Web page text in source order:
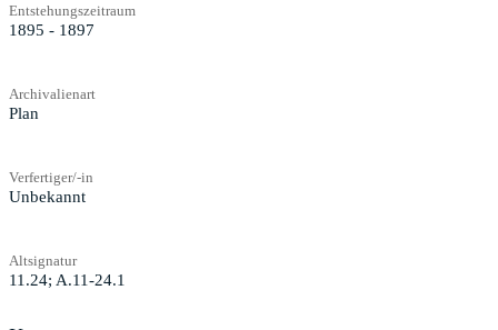
Entstehungszeitraum
1895 - 1897
Archivalienart
Plan
Verfertiger/-in
Unbekannt
Altsignatur
11.24; A.11-24.1